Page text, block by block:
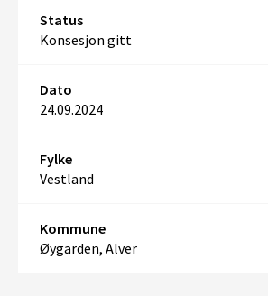
Status
Konsesjon gitt
Dato
24.09.2024
Fylke
Vestland
Kommune
Øygarden, Alver